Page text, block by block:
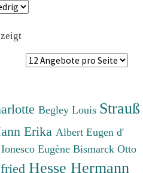
Begley Louis Strauß
Erika Albert Eugen d'
Ionesco Eugène Bismarck Otto
Hesse Hermann